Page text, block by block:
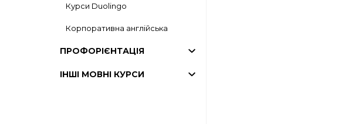
Курси Duolingo
Корпоративна англійська
ПРОФОРІЄНТАЦІЯ
ІНШІ МОВНІ КУРСИ